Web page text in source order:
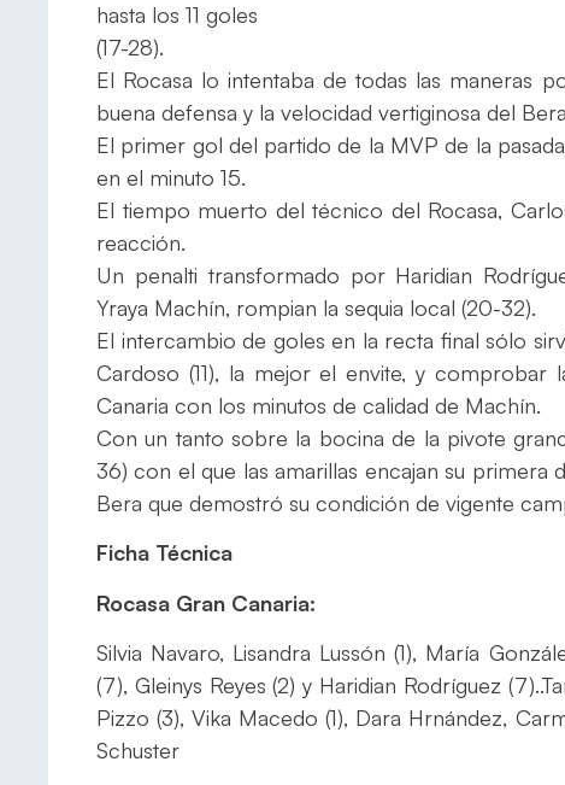
hasta los 11 goles
(17-28).
El Rocasa lo intentaba de todas las maneras
buena defensa y la velocidad vertiginosa del
El primer gol del partido de la MVP de la pasada
en el minuto 15.
El tiempo muerto del técnico del Rocasa,
reacción.
Un penalti transformado por Haridian
Yraya Machín, rompian la sequia local (20-32).
El intercambio de goles en la recta final sólo
Cardoso (11), la mejor el envite, y comprobar
Canaria con los minutos de calidad de Machín.
Con un tanto sobre la bocina de la pivote
36) con el que las amarillas encajan su primera
Bera que demostró su condición de vigente
Ficha Técnica
Rocasa Gran Canaria:
Silvia Navaro, Lisandra Lussón (1), María
(7), Gleinys Reyes (2) y Haridian Rodríguez
Pizzo (3), Vika Macedo (1), Dara Hrnández,
Schuster